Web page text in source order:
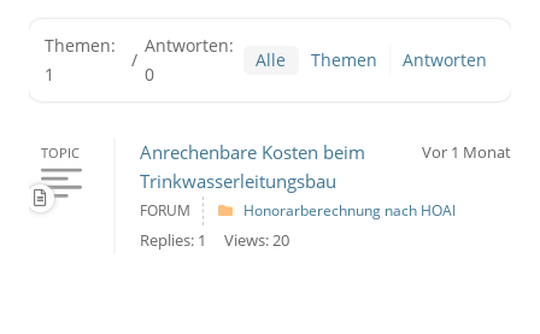
Themen:
1
/
Antworten:
0
Alle Themen Antworten
TOPIC
Anrechenbare Kosten beim
Trinkwasserleitungsbau
Vor 1 Monat
FORUM Honorarberechnung nach HOAI
Replies: 1 Views: 20